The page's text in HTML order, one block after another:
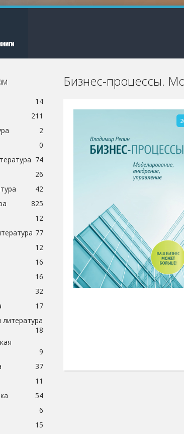
Бизнес-процессы.
14
211
2
0
74
26
42
825
12
77
12
16
16
32
17
18
9
37
11
54
6
15